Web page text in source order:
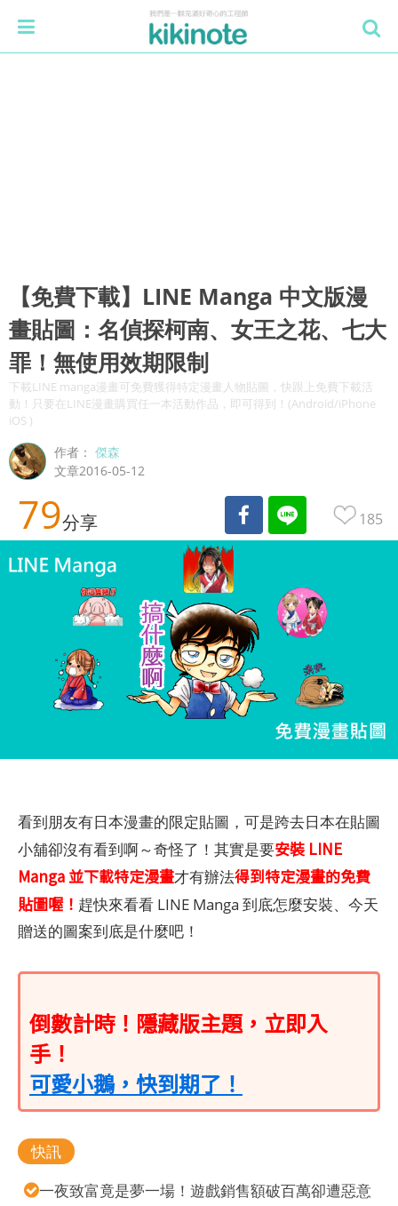
【免費下載】LINE Manga 中文版漫
畫貼圖：名偵探柯南、女王之花、七大
罪！無使用效期限制
下載LINE manga漫畫可免費獲得特定漫畫人物貼圖，快跟上免費下載活
動！只要在LINE漫畫購買任一本活動作品，即可得到！(Android/iPhone
iOS )
作者：傑森
文章2016-05-12
79分享 185
看到朋友有日本漫畫的限定貼圖，可是跨去日本在貼圖
小舖卻沒有看到啊～奇怪了！其實是要安裝 LINE
Manga 並下載特定漫畫才有辦法得到特定漫畫的免費
貼圖喔！ 趕快來看看 LINE Manga 到底怎麼安裝、今天
贈送的圖案到底是什麼吧！
倒數計時！隱藏版主題，立即入
手！
可愛小鵝，快到期了！
快訊
一夜致富竟是夢一場！遊戲銷售額破百萬卻遭惡意